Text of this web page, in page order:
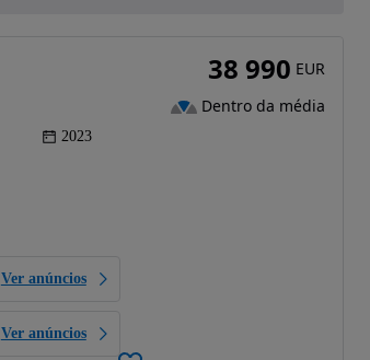
2023
Ver anúncios
Ver anúncios
38 990 EUR
Dentro da média